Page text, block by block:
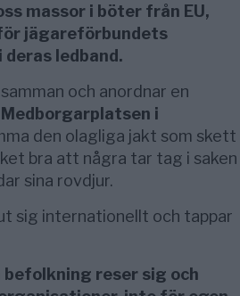
massor i böter från EU,
jägareförbundets
ledband.
och anordnar en
i
den olagliga jakt som skett
bra att några tar tag i saken
sina rovdjur.
sig internationellt och tappar
reser sig och